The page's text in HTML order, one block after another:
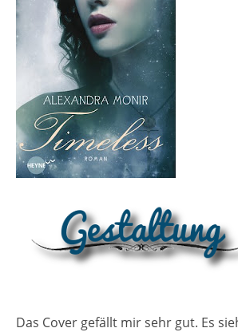
Das Cover gefällt mir sehr gut. Es